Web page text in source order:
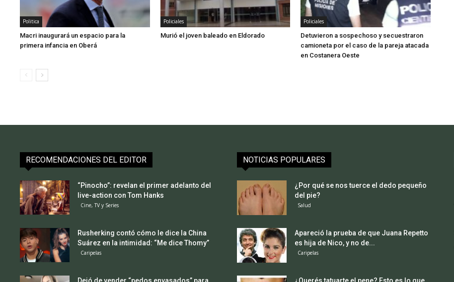
Politica
Macri inaugurará un espacio para la
primera infancia en Oberá
Policiales
Murió el joven baleado en Eldorado
Policiales
Detuvieron a sospechoso y secuestraron
camioneta por el caso de la pareja atacada
en Costanera Oeste
RECOMENDACIONES DEL EDITOR
“Pinocho”: revelan el primer adelanto del
live-action con Tom Hanks
Cine, TV y Series
Rusherking contó cómo le dice la China
Suárez en la intimidad: “Me dice Thomy”
Caripelas
NOTICIAS POPULARES
¿Por qué se nos tuerce el dedo pequeño
del pie?
Salud
Apareció la prueba de que Juana Repetto
es hija de Nico, y no de...
Caripelas